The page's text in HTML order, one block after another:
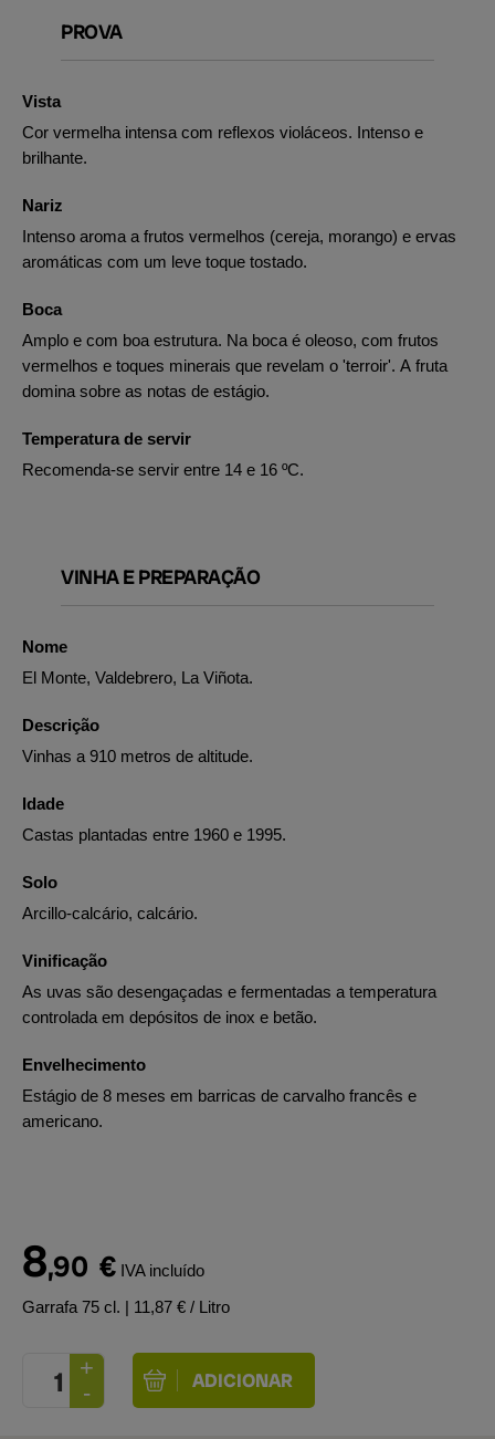
PROVA
Vista
Cor vermelha intensa com reflexos violáceos. Intenso e
brilhante.
Nariz
Intenso aroma a frutos vermelhos (cereja, morango) e ervas
aromáticas com um leve toque tostado.
Boca
Amplo e com boa estrutura. Na boca é oleoso, com frutos
vermelhos e toques minerais que revelam o 'terroir'. A fruta
domina sobre as notas de estágio.
Temperatura de servir
Recomenda-se servir entre 14 e 16 ºC.
VINHA E PREPARAÇÃO
Nome
El Monte, Valdebrero, La Viñota.
Descrição
Vinhas a 910 metros de altitude.
Idade
Castas plantadas entre 1960 e 1995.
Solo
Arcillo-calcário, calcário.
Vinificação
As uvas são desengaçadas e fermentadas a temperatura
controlada em depósitos de inox e betão.
Envelhecimento
Estágio de 8 meses em barricas de carvalho francês e
americano.
8,90 € IVA incluído
Garrafa 75 cl. | 11,87 € / Litro